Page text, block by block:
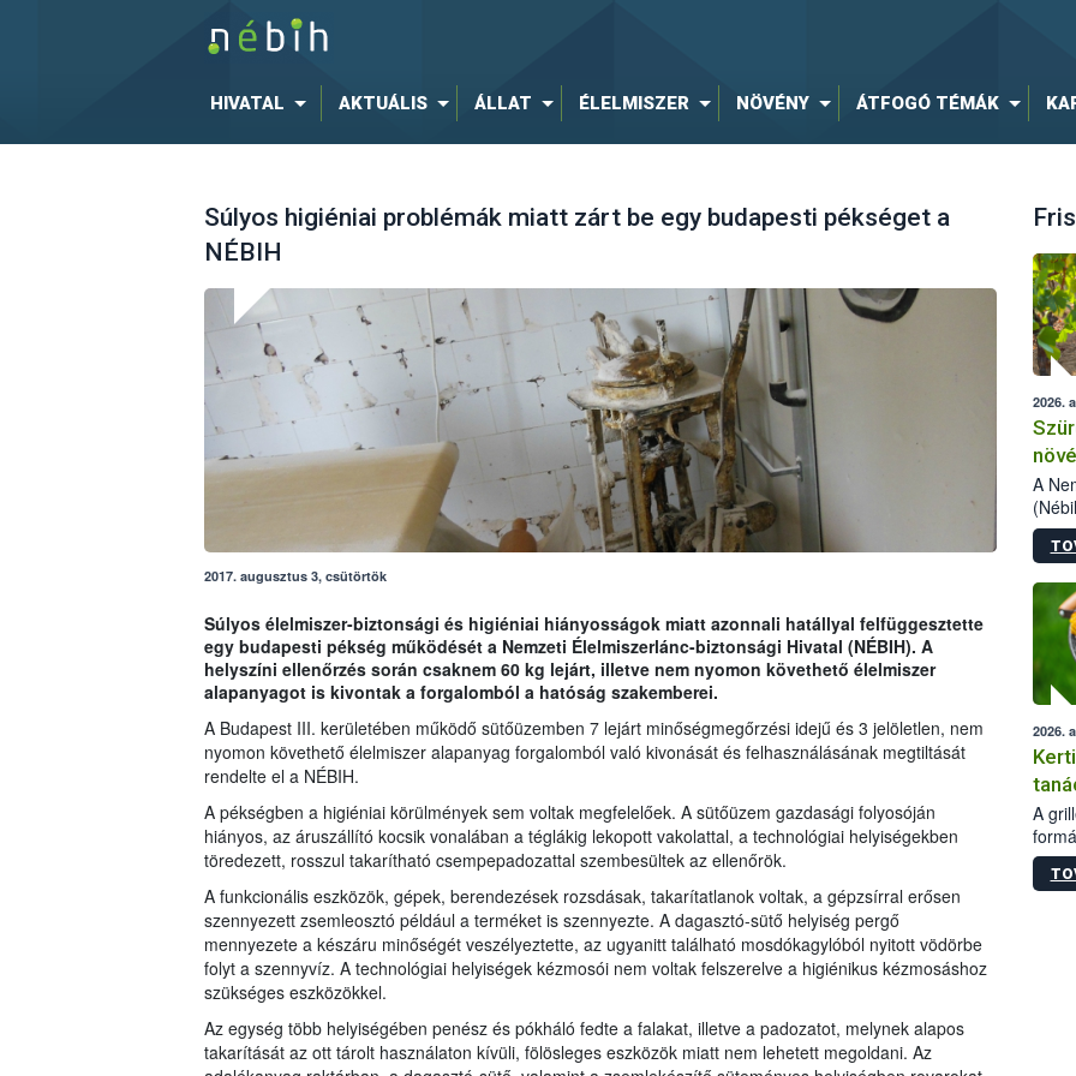
HIVATAL AKTUÁLIS ÁLLAT ÉLELMISZER NÖVÉNY ÁTFOGÓ TÉMÁK
Súlyos higiéniai problémák miatt zárt be egy budapesti pékséget a
NÉBIH
2017. augusztus 3, csütörtök
Súlyos élelmiszer-biztonsági és higiéniai hiányosságok miatt azonnali hatállyal felfüggesztette
egy budapesti pékség működését a Nemzeti Élelmiszerlánc-biztonsági Hivatal (NÉBIH). A
helyszíni ellenőrzés során csaknem 60 kg lejárt, illetve nem nyomon követhető élelmiszer
alapanyagot is kivontak a forgalomból a hatóság szakemberei.
A Budapest III. kerületében működő sütőüzemben 7 lejárt minőségmegőrzési idejű és 3 jelöletlen, nem
nyomon követhető élelmiszer alapanyag forgalomból való kivonását és felhasználásának megtiltását
rendelte el a NÉBIH.
A pékségben a higiéniai körülmények sem voltak megfelelőek. A sütőüzem gazdasági folyosóján
hiányos, az áruszállító kocsik vonalában a téglákig lekopott vakolattal, a technológiai helyiségekben
töredezett, rosszul takarítható csempepadozattal szembesültek az ellenőrök.
A funkcionális eszközök, gépek, berendezések rozsdásak, takarítatlanok voltak, a gépzsírral erősen
szennyezett zsemleosztó például a terméket is szennyezte. A dagasztó-sütő helyiség pergő
mennyezete a készáru minőségét veszélyeztette, az ugyanitt található mosdókagylóból nyitott vödörbe
folyt a szennyvíz. A technológiai helyiségek kézmosói nem voltak felszerelve a higiénikus kézmosáshoz
szükséges eszközökkel.
Az egység több helyiségében penész és pókháló fedte a falakat, illetve a padozatot, melynek alapos
takarítását az ott tárolt használaton kívüli, fölösleges eszközök miatt nem lehetett megoldani. Az
2026.
A
Az
2026.
A